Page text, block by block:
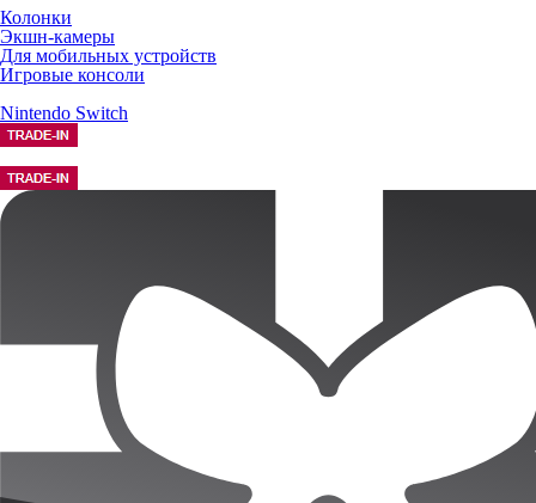
Колонки
Экшн-камеры
Для мобильных устройств
Игровые консоли
Nintendo Switch